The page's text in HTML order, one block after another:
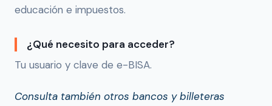
educación e impuestos.
¿Qué necesito para acceder?
Tu usuario y clave de e-BISA.
Consulta también otros bancos y billeteras